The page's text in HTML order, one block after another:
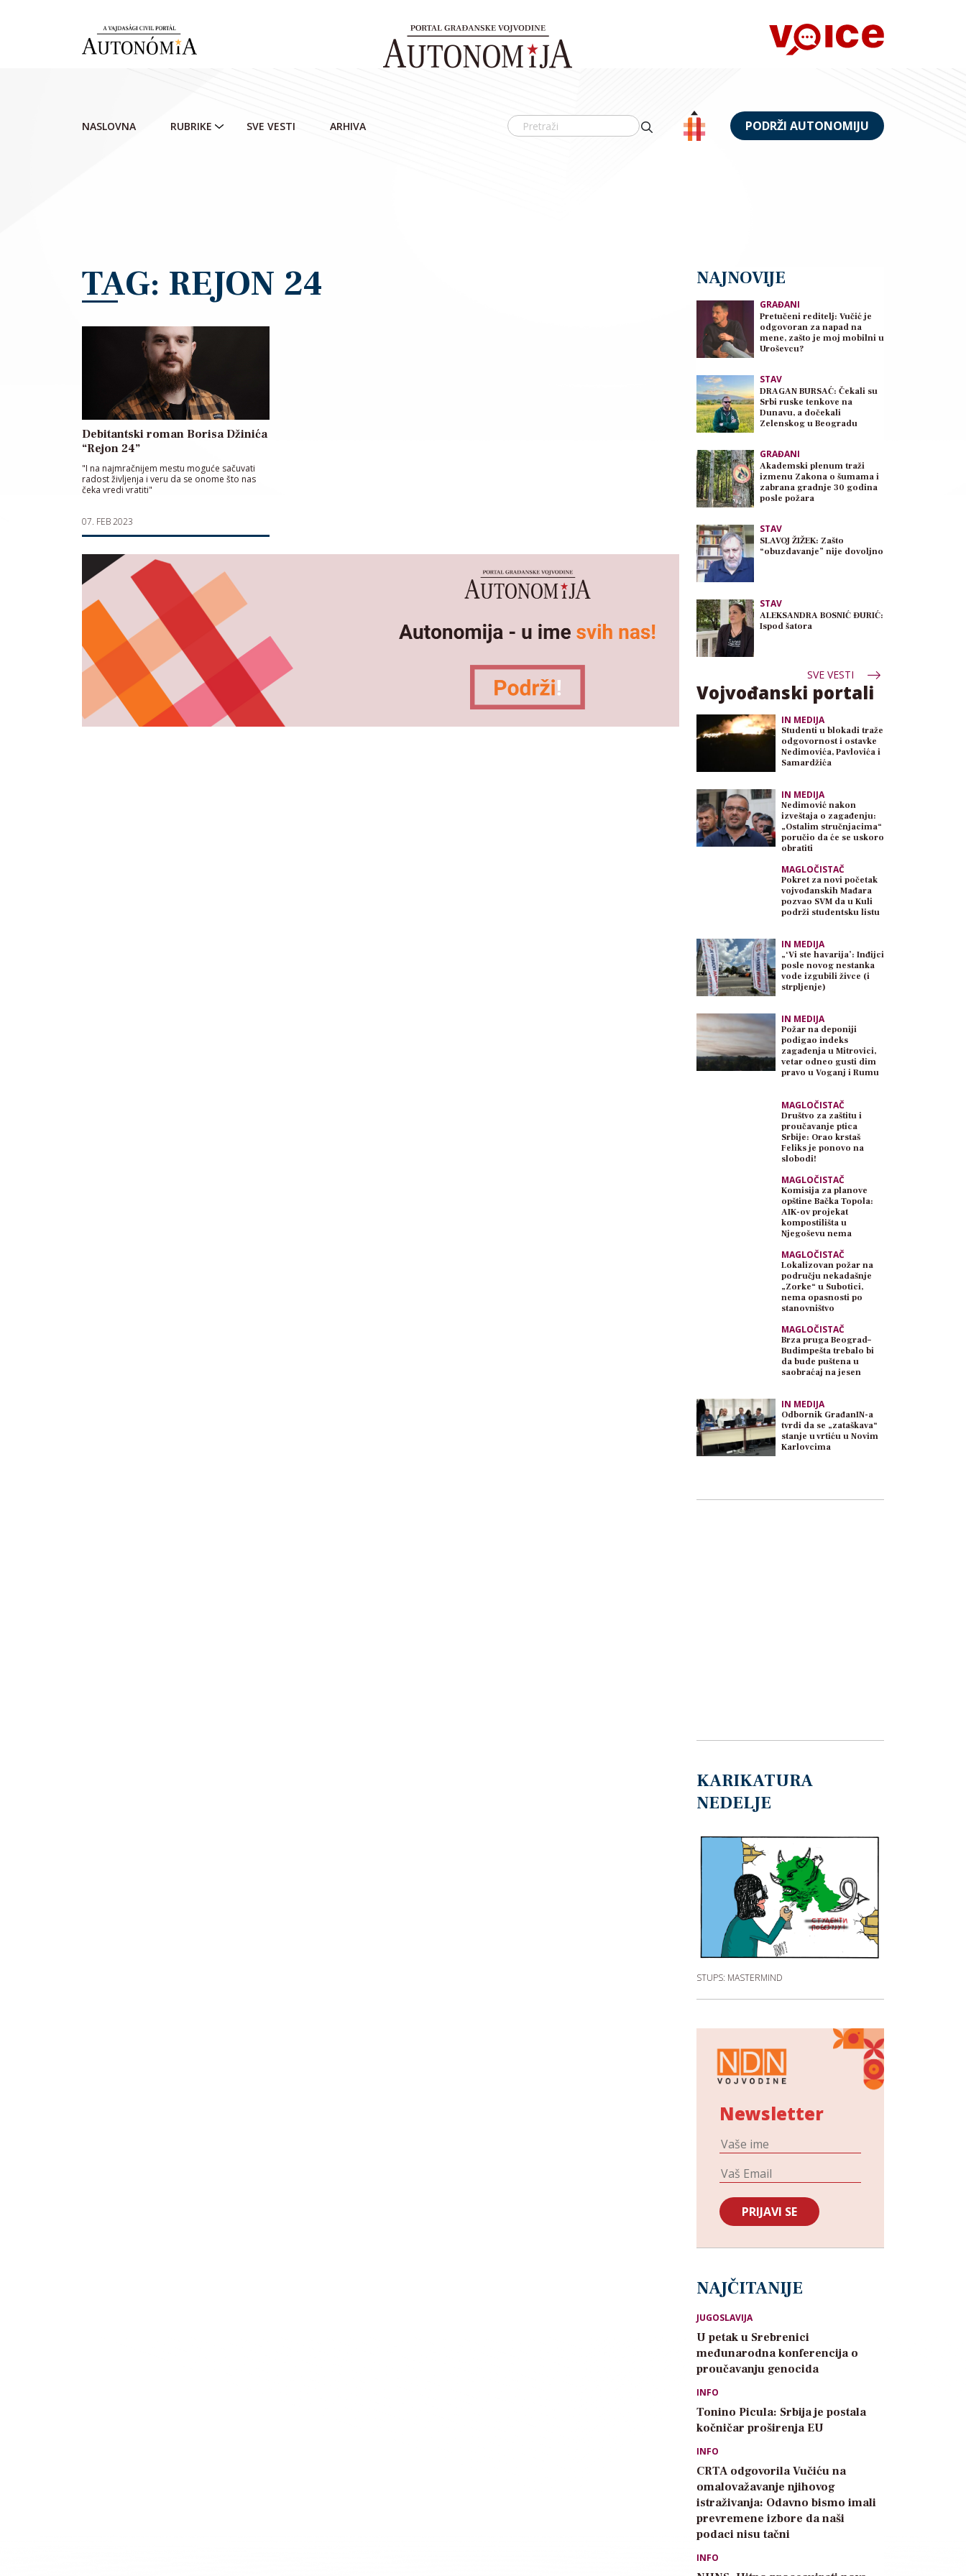
NASLOVNA RUBRIKE SVE VESTI ARHIVA PODRŽI AUTONOMIJU
TAG: REJON 24
Debitantski roman Borisa Džinića
“Rejon 24”
"I na najmračnijem mestu moguće sačuvati
radost življenja i veru da se onome što nas
čeka vredi vratiti"
07. FEB 2023
NAJNOVIJE
GRAĐANI
Pretučeni reditelj: Vučić je
odgovoran za napad na
mene, zašto je moj mobilni u
Uroševcu?
STAV
DRAGAN BURSAĆ: Čekali su
Srbi ruske tenkove na
Dunavu, a dočekali
Zelenskog u Beogradu
GRAĐANI
Akademski plenum traži
izmenu Zakona o šumama i
zabrana gradnje 30 godina
posle požara
STAV
SLAVOJ ŽIŽEK: Zašto
“obuzdavanje” nije dovoljno
STAV
ALEKSANDRA BOSNIĆ ĐURIĆ:
Ispod šatora
SVE VESTI
Vojvođanski portali
IN MEDIJA
Studenti u blokadi traže
odgovornost i ostavke
Nedimovića, Pavlovića i
Samardžića
IN MEDIJA
Nedimović nakon
izveštaja o zagađenju:
„Ostalim stručnjacima“
poručio da će se uskoro
obratiti
MAGLOČISTAČ
Pokret za novi početak
vojvođanskih Mađara
pozvao SVM da u Kuli
podrži studentsku listu
IN MEDIJA
„‘Vi ste havarija’: Inđijci
posle novog nestanka
vode izgubili živce (i
strpljenje)
IN MEDIJA
Požar na deponiji
podigao indeks
zagađenja u Mitrovici,
vetar odneo gusti dim
pravo u Voganj i Rumu
MAGLOČISTAČ
Društvo za zaštitu i
proučavanje ptica
Srbije: Orao krstaš
Feliks je ponovo na
slobodi!
MAGLOČISTAČ
Komisija za planove
opštine Bačka Topola:
AIK-ov projekat
kompostilišta u
Njegoševu nema
MAGLOČISTAČ
Lokalizovan požar na
području nekadašnje
„Zorke“ u Subotici,
nema opasnosti po
stanovništvo
MAGLOČISTAČ
Brza pruga Beograd–
Budimpešta trebalo bi
da bude puštena u
saobraćaj na jesen
IN MEDIJA
Odbornik GrađanIN-a
tvrdi da se „zataškava“
stanje u vrtiću u Novim
Karlovcima
KARIKATURA
NEDELJE
STUPS: MASTERMIND
Newsletter
NAJČITANIJE
JUGOSLAVIJA
U petak u Srebrenici
međunarodna konferencija o
proučavanju genocida
INFO
Tonino Picula: Srbija je postala
kočničar proširenja EU
INFO
CRTA odgovorila Vučiću na
omalovažavanje njihovog
istraživanja: Odavno bismo imali
prevremene izbore da naši
podaci nisu tačni
INFO